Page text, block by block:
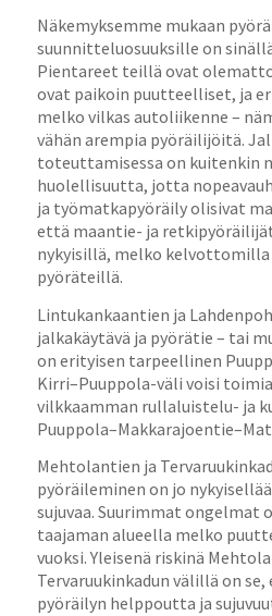
Näkemyksemme mukaan
suunnitteluosuuksille on
Pientareet teillä ovat
ovat paikoin puutteelliset, ja
melko vilkas autoliikenne –
vähän arempia pyöräilijöitä.
toteuttamisessa on kuitenkin
huolellisuutta, jotta
ja työmatkapyöräily olisivat
että maantie- ja
nykyisillä, melko
pyöräteillä.
Lintukankaantien ja
jalkakäytävä ja pyörätie – tai
on erityisen tarpeellinen
Kirri–Puuppola-väli voisi
vilkkaamman rullaluistelu- ja
Mehtolantien ja
pyöräileminen on jo
sujuvaa. Suurimmat ongelmat
taajaman alueella melko
vuoksi. Yleisenä riskinä
Tervaruukinkadun välillä on
pyöräilyn helppoutta ja